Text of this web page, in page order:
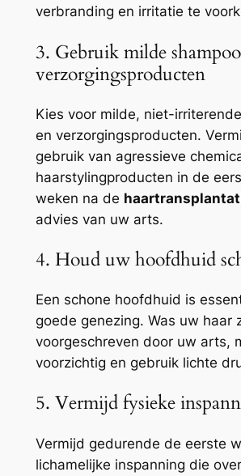
verbranding en irritatie te
3. Gebruik milde
verzorgingsproducten
Kies voor milde, niet-
en verzorgingsproducten.
gebruik van agressieve
haarstylingproducten in de
weken na de
advies van uw arts.
4. Houd uw hoofdhuid
Een schone hoofdhuid is
goede genezing. Was uw haar
voorgeschreven door uw arts,
voorzichtig en gebruik lichte
5. Vermijd fysieke
Vermijd gedurende de eerste
lichamelijke inspanning die